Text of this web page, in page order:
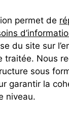
permet de
du site sur
traitée. Nous
sous
garantir la
niveau.